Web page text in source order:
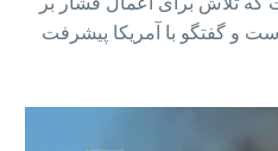
و گفتگو با آمریکا پیشرفت